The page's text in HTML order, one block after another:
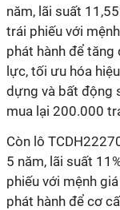
năm, lãi suất
trái phiếu với
phát hành để tăng
lực, tối ưu hóa
dựng và bất động
mua lại 200.000
Còn lô
5 năm, lãi suất
phiếu với mệnh
phát hành để cơ